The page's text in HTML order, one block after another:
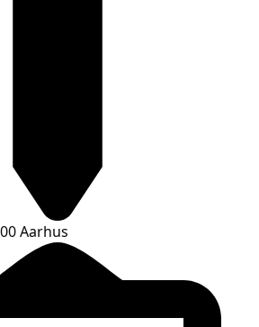
Aarhus